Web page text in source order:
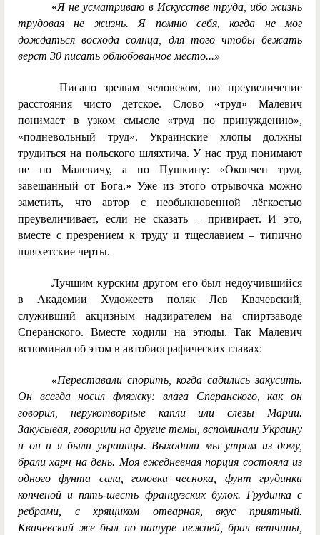
«Я не усматриваю в Искусстве труда, ибо жизнь
трудовая не жизнь. Я помню себя, когда не мог
дождаться восхода солнца, для того чтобы бежать
верст 30 писать облюбованное место...»
Писано зрелым человеком, но преувеличение
расстояния чисто детское. Слово «труд» Малевич
понимает в узком смысле «труд по принуждению»,
«подневольный труд». Украинские хлопы должны
трудиться на польского шляхтича. У нас труд понимают
не по Малевичу, а по Пушкину: «Окончен труд,
завещанный от Бога.» Уже из этого отрывочка можно
заметить, что автор с необыкновенной лёгкостью
преувеличивает, если не сказать – привирает. И это,
вместе с презрением к труду и тщеславием – типично
шляхетские черты.
Лучшим курским другом его был недоучившийся
в Академии Художеств поляк Лев Квачевский,
служивший акцизным надзирателем на спиртзаводе
Сперанского. Вместе ходили на этюды. Так Малевич
вспоминал об этом в автобиографических главах:
«Переставали спорить, когда садились закусить.
Он всегда носил фляжку: влага Сперанского, как он
говорил, нерукотворные капли или слезы Марии.
Закусывая, говорили на другие темы, вспоминали Украину
и он и я были украинцы. Выходили мы утром из дому,
брали харч на день. Моя ежедневная порция состояла из
одного фунта сала, головки чеснока, фунт грудинки
копченой и пять-шесть французских булок. Грудинка с
ребрами, с хрящиком отварная, вкус приятный.
Квачевский же был по натуре нежней, брал ветчины,